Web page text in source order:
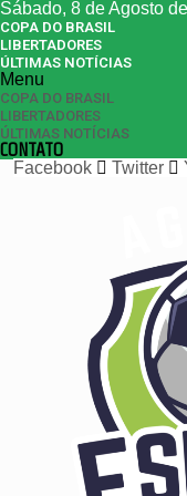
Sábado, 8 de Agosto
COPA DO BRASIL
LIBERTADORES
ÚLTIMAS NOTÍCIAS
Menu
COPA DO BRASIL
LIBERTADORES
ÚLTIMAS NOTÍCIAS
CONTATO
Facebook
Twitter